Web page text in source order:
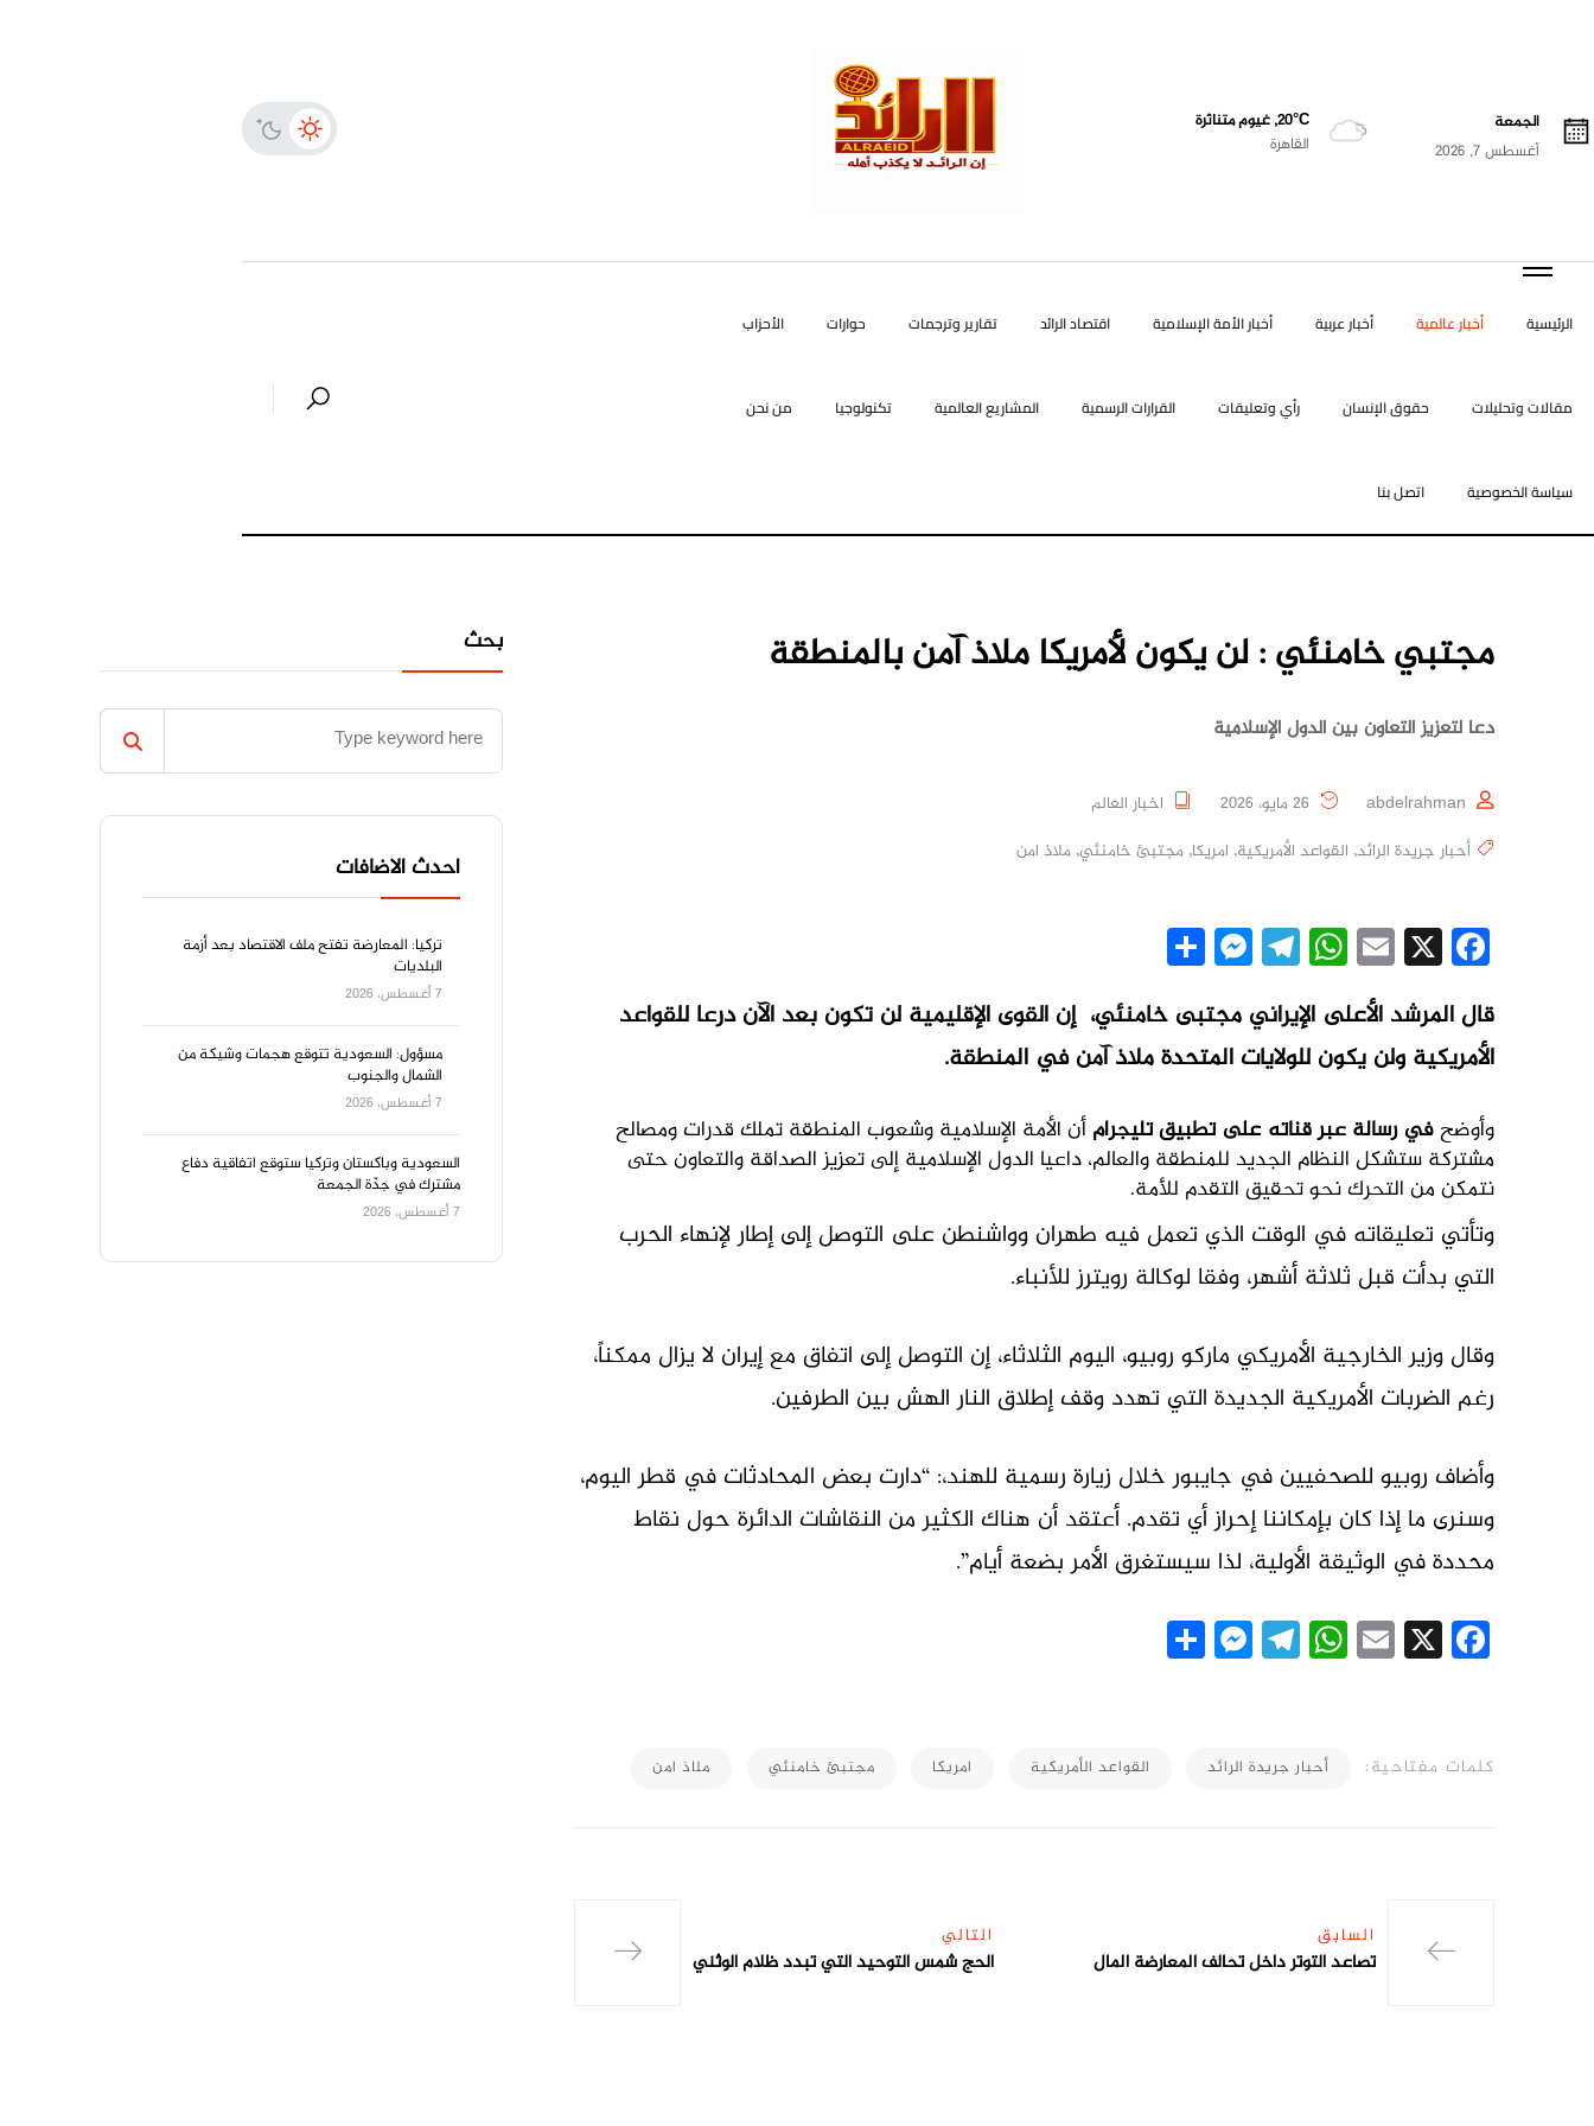
الجمعة
أغسطس 7, 2026
20°C, غيوم متناثرة
القاهرة
الرئيسية أخبار عالمية أخبار عربية أخبار الأمة الإسلامية اقتصاد الرائد تقارير وترجمات حوارات الأحزاب
مقالات وتحليلات حقوق الإنسان رأي وتعليقات القرارات الرسمية المشاريع العالمية تكنولوجيا من نحن
سياسة الخصوصية اتصل بنا
مجتبي خامنئي : لن يكون لأمريكا ملاذ آمن بالمنطقة
دعا لتعزيز التعاون بين الدول الإسلامية
abdelrahman
اخبار العالم
أحبار جريدة الرائد, القواعد الأمريكية, امريكا, مجتبئ خامنئي, ملاذ امن
Facebook
X
Email
WhatsApp
Telegram
Messenger
قال المرشد الأعلى الإيراني مجتبى خامنئي، إن القوى الإقليمية لن تكون بعد الآن درعا للقواعد
الأمريكية ولن يكون للولايات المتحدة ملاذ آمن ‌في ⁠المنطقة.
وأوضح في رسالة عبر قناته على تطبيق تليجرام أن الأمة الإسلامية وشعوب المنطقة تملك قدرات ومصالح
مشتركة ستشكل النظام الجديد للمنطقة والعالم، داعيا الدول الإسلامية إلى تعزيز الصداقة والتعاون حتى
نتمكن من التحرك نحو تحقيق التقدم للأمة.
وتأتي تعليقاته في الوقت الذي تعمل فيه طهران وواشنطن على ⁠التوصل إلى إطار لإنهاء الحرب
التي بدأت ⁠قبل ثلاثة أشهر، وفقا لوكالة رويترز للأنباء.
وقال وزير الخارجية الأمريكي ماركو روبيو، اليوم الثلاثاء، إن التوصل إلى اتفاق مع إيران لا يزال ممكناً،
رغم الضربات الأمريكية الجديدة التي تهدد وقف إطلاق النار الهش بين الطرفين.
وأضاف روبيو للصحفيين في جايبور خلال زيارة رسمية للهند،: “دارت بعض المحادثات في قطر اليوم،
وسنرى ما إذا كان بإمكاننا إحراز أي تقدم. أعتقد أن هناك الكثير من النقاشات الدائرة حول نقاط
محددة في الوثيقة الأولية، لذا سيستغرق الأمر بضعة أيام”.
Facebook
X
Email
WhatsApp
Telegram
Messenger
كلمات مفتاحية: أحبار جريدة الرائد القواعد الأمريكية امريكا مجتبئ خامنئي ملاذ امن
السابق
تصاعد التوتر داخل تحالف المعارضة المال
التالي
الحج شمس التوحيد التي تبدد ظلام الوثني
بحث
احدث الاضافات
تركيا: المعارضة تفتح ملف الاقتصاد بعد أزمة
البلديات
7 أغسطس، 2026
مسؤول: السعودية تتوقع هجمات وشيكة من
الشمال والجنوب
7 أغسطس، 2026
السعودية وباكستان وتركيا ستوقع اتفاقية دفاع
مشترك في جدّة الجمعة
7 أغسطس، 2026